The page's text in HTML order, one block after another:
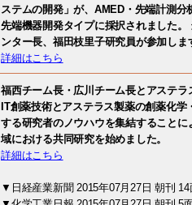
ステムの開発」が、AMED・先端計測
先端機器開発タイプに採択されました
ンター長、福田枝里子研究員が参加しま
詳細はこちら
福西チーム長・広川チーム長とアステ
IT創薬技術とアステラス製薬の創薬化
する研究者のノウハウを集結すること
域における共同研究を始めました。
詳細はこちら
▼日経産業新聞 2015年07月27日 朝刊 14